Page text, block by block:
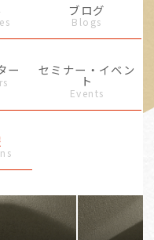
ブログ
Blogs
ー セミナー・イベン
ト
Events